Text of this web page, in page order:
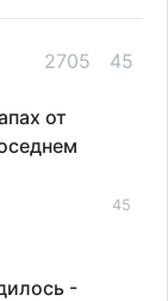
2705 45
от
45
-